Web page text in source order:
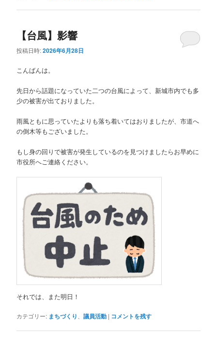
【台風】影響
投稿日時:2026年6月28日
こんばんは。
先日から話題になっていた二つの台風によって、新城市内でも多
少の被害が出ておりました。
雨風ともに思っていたよりも落ち着いてはおりましたが、市道へ
の倒木等もございました。
もし身の回りで被害が発生しているのを見つけましたらお早めに
市役所へご連絡ください。
それでは、また明日！
カテゴリー: まちづくり 、議員活動 | コメントを残す